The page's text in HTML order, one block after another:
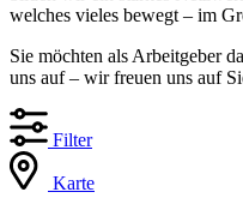
welches vieles bewegt – im
Sie möchten als Arbeitgeber
uns auf – wir freuen uns auf
Filter
Karte